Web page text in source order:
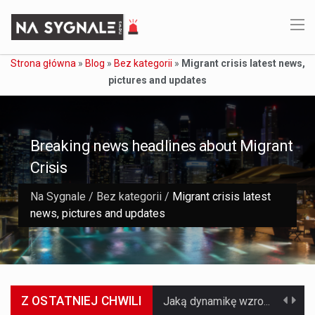
Strona główna » Blog » Bez kategorii » Migrant crisis latest news,
pictures and updates
Breaking news headlines about Migrant
Crisis
Na Sygnale / Bez kategorii / Migrant crisis latest
news, pictures and updates
Z OSTATNIEJ CHWILI